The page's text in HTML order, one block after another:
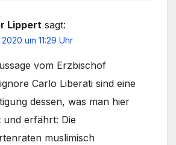
Lippert sagt:
um 11:29 Uhr
vom Erzbischof
Carlo Liberati sind eine
dessen, was man hier
und erfährt: Die
muslimisch